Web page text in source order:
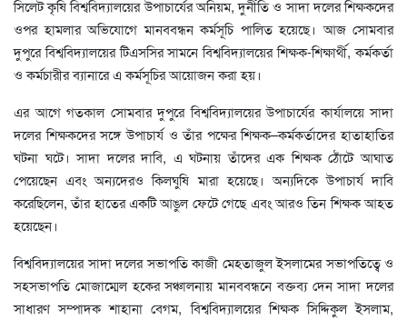
সিলেট কৃষি বিশ্ববিদ্যালয়ের উপাচার্যের অনিয়ম, দুর্নীতি ও সাদা দলের শিক্ষকদের
ওপর হামলার অভিযোগে মানববন্ধন কর্মসূচি পালিত হয়েছে। আজ সোমবার
দুপুরে বিশ্ববিদ্যালয়ের টিএসসির সামনে বিশ্ববিদ্যালয়ের শিক্ষক-শিক্ষার্থী, কর্মকর্তা
ও কর্মচারীর ব্যানারে এ কর্মসূচির আয়োজন করা হয়।
এর আগে গতকাল সোমবার দুপুরে বিশ্ববিদ্যালয়ের উপাচার্যের কার্যালয়ে সাদা
দলের শিক্ষকদের সঙ্গে উপাচার্য ও তাঁর পক্ষের শিক্ষক–কর্মকর্তাদের হাতাহাতির
ঘটনা ঘটে। সাদা দলের দাবি, এ ঘটনায় তাঁদের এক শিক্ষক ঠোঁটে আঘাত
পেয়েছেন এবং অন্যদেরও কিলঘুষি মারা হয়েছে। অন্যদিকে উপাচার্য দাবি
করেছিলেন, তাঁর হাতের একটি আঙুল ফেটে গেছে এবং আরও তিন শিক্ষক আহত
হয়েছেন।
বিশ্ববিদ্যালয়ের সাদা দলের সভাপতি কাজী মেহতাজুল ইসলামের সভাপতিত্বে ও
সহসভাপতি মোজাম্মেল হকের সঞ্চালনায় মানববন্ধনে বক্তব্য দেন সাদা দলের
সাধারণ সম্পাদক শাহানা বেগম, বিশ্ববিদ্যালয়ের শিক্ষক সিদ্দিকুল ইসলাম,